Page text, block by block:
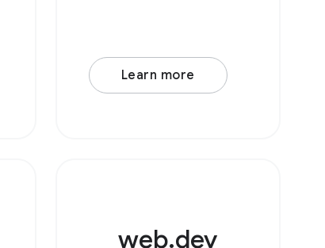
bir ses kaynağı düğümü
oluşturun. Örneğin, alçak
Learn more
web.dev